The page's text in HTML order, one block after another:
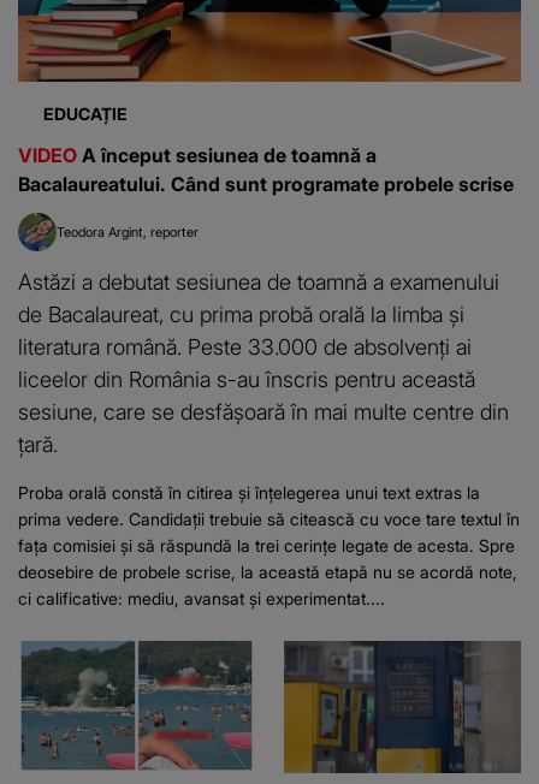
EDUCAȚIE
VIDEO A început sesiunea de toamnă a
Bacalaureatului. Când sunt programate probele scrise
Teodora Argint reporter
Astăzi a debutat sesiunea de toamnă a examenului
de Bacalaureat, cu prima probă orală la limba și
literatura română. Peste 33.000 de absolvenți ai
liceelor din România s-au înscris pentru această
sesiune, care se desfășoară în mai multe centre din
țară.
Proba orală constă în citirea și înțelegerea unui text extras la
prima vedere. Candidații trebuie să citească cu voce tare textul în
fața comisiei și să răspundă la trei cerințe legate de acesta. Spre
deosebire de probele scrise, la această etapă nu se acordă note,
ci calificative: mediu, avansat și experimentat....